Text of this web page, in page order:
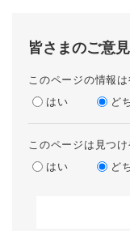
皆さまのご意
このページの情報
はい
ど
このページは見つ
はい
ど